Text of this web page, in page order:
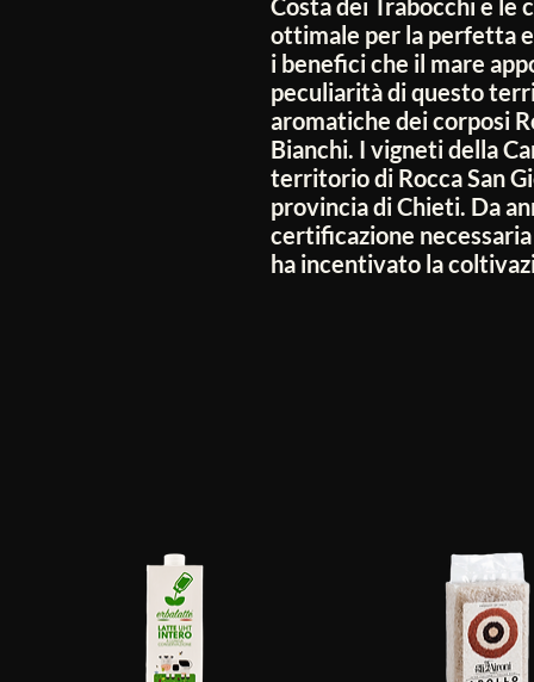
Costa dei Trabocchi e
ottimale per la perfetta
i benefici che il mare
peculiarità di questo
aromatiche dei corposi
Bianchi. I vigneti della
territorio di Rocca San
provincia di Chieti. Da
certificazione
ha incentivato la